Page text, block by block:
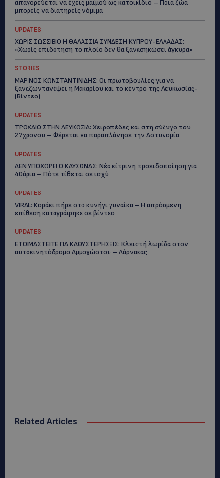
απαγορεύεται να έχεις μαϊμού ως κατοικίδιο – Ποια ζώα
μπορείς να διατηρείς νόμιμα
UPDATES
ΧΩΡΙΣ ΣΩΣΣΙΒΙΟ Η ΘΑΛΑΣΣΙΑ ΣΥΝΔΕΣΗ ΚΥΠΡΟΥ-ΕΛΛΑΔΑΣ:
«Χωρίς επιδότηση το πλοίο δεν θα ξανασηκώσει άγκυρα»
STORIES
ΜΑΡΙΝΟΣ ΚΩΝΣΤΑΝΤΙΝΙΔΗΣ: Οι πρωτοβουλίες για να
ξαναζωντανέψει η Μακαρίου και το κέντρο της Λευκωσίας-
(Βίντεο)
UPDATES
ΤΡΟΧΑΙΟ ΣΤΗΝ ΛΕΥΚΩΣΙΑ: Χειροπέδες και στη σύζυγο του
27χρονου – Φέρεται να παραπλάνησε την Αστυνομία
UPDATES
ΔΕΝ ΥΠΟΧΩΡΕΙ Ο ΚΑΥΣΩΝΑΣ: Νέα κίτρινη προειδοποίηση για
40άρια – Πότε τίθεται σε ισχύ
UPDATES
VIRAL: Κοράκι πήρε στο κυνήγι γυναίκα – Η απρόσμενη
επίθεση καταγράφηκε σε βίντεο
UPDATES
ΕΤΟΙΜΑΣΤΕΙΤΕ ΓΙΑ ΚΑΘΥΣΤΕΡΗΣΕΙΣ: Κλειστή λωρίδα στον
αυτοκινητόδρομο Αμμοχώστου – Λάρνακας
Related Articles